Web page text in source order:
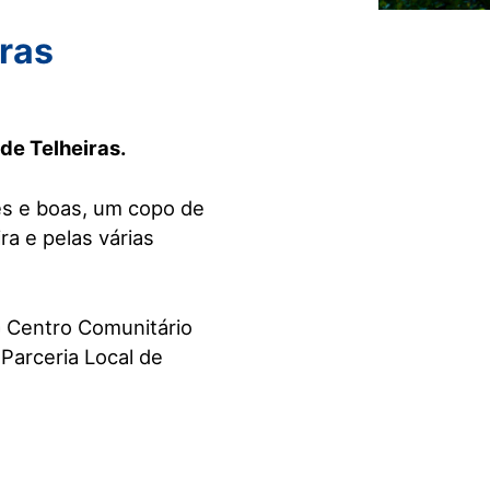
Telheiras.
e boas, um copo de
e pelas várias
Comunitário
Local de